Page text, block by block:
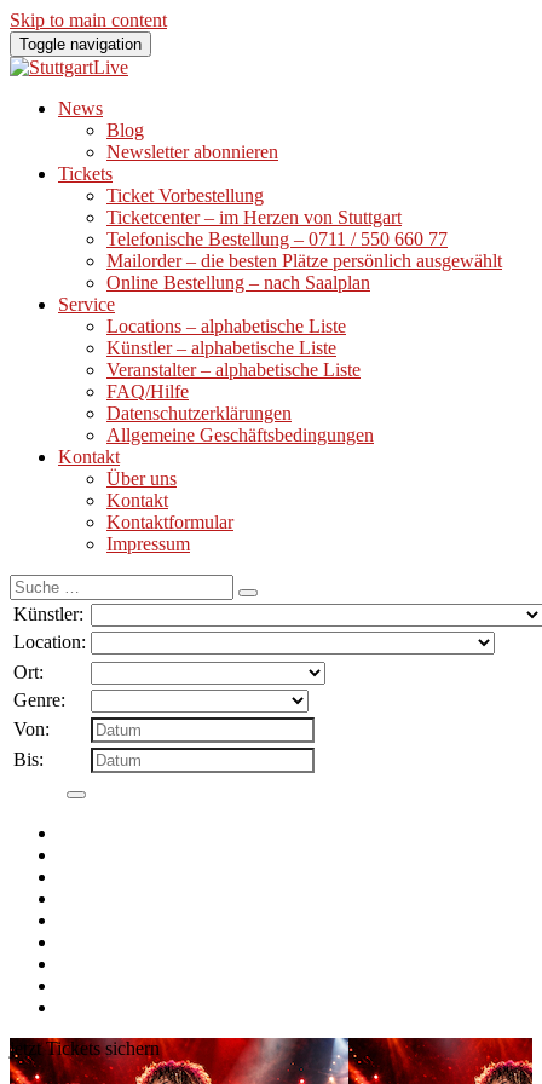
Skip to main content
Toggle navigation
News
Blog
Newsletter abonnieren
Tickets
Ticket Vorbestellung
Ticketcenter – im Herzen von Stuttgart
Telefonische Bestellung – 0711 / 550 660 77
Mailorder – die besten Plätze persönlich ausgewählt
Online Bestellung – nach Saalplan
Service
Locations – alphabetische Liste
Künstler – alphabetische Liste
Veranstalter – alphabetische Liste
FAQ/Hilfe
Datenschutzerklärungen
Allgemeine Geschäftsbedingungen
Kontakt
Über uns
Kontakt
Kontaktformular
Impressum
Suche
nach:
Künstler:
Location:
Ort:
Genre:
Von:
Bis:
jetzt Tickets sichern